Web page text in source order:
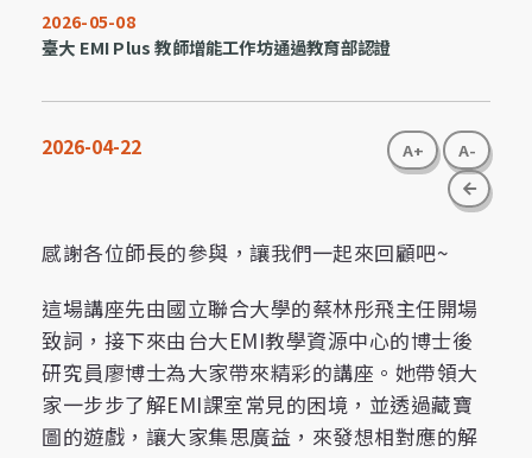
2026-04-22 A+
A-
go
感謝各位師長的參與，讓我們一起來回顧吧~
這場講座先由國立聯合大學的蔡林彤飛主任開場
致詞，接下來由台大EMI教學資源中心的博士後
研究員廖博士為大家帶來精彩的講座。她帶領大
家一步步了解EMI課室常見的困境，並透過藏寶
圖的遊戲，讓大家集思廣益，來發想相對應的解
2026-05-08
臺大 EMI Plus 教師增能工作坊通過教育部認證